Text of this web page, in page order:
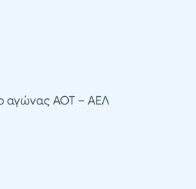
ο αγώνας ΑΟΤ – ΑΕΛ